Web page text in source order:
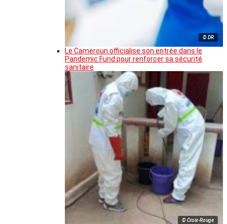
© DR
Le Cameroun officialise son entrée dans le
Pandemic Fund pour renforcer sa sécurité
sanitaire
© Croix-Rouge